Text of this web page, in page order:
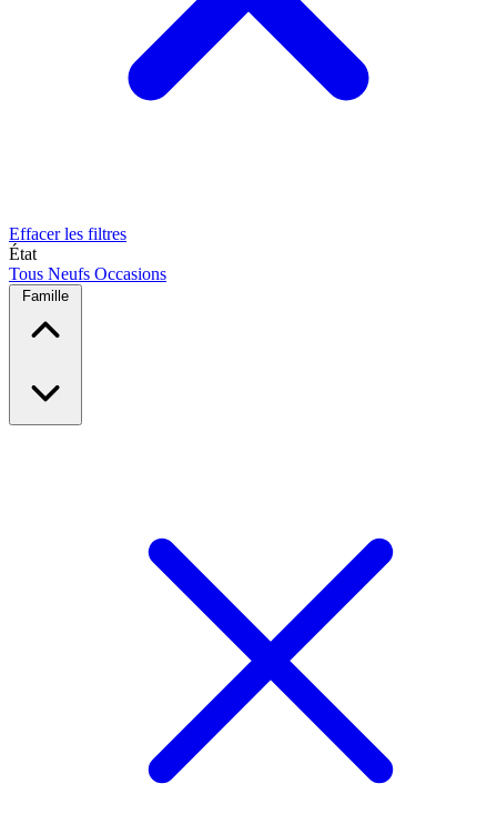
Effacer les filtres
État
Tous Neufs Occasions
Famille